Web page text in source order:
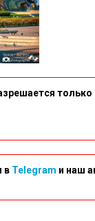
в Telegram и наш